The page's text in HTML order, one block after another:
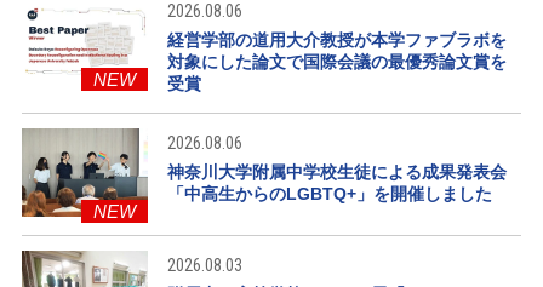
NEW
2026.08.06
経営学部の道用大介教授が本学ファブラボを
対象にした論文で国際会議の最優秀論文賞を
受賞
NEW
2026.08.06
神奈川大学附属中学校生徒による成果発表会
「中高生からのLGBTQ+」を開催しました
2026.08.03